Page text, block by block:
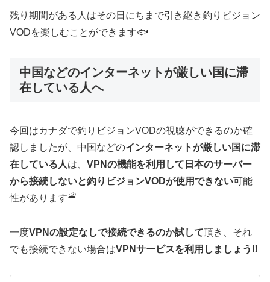
残り期間がある人はその日にちまで引き継き釣りビジョン
VODを楽しむことができます🐟
中国などのインターネットが厳しい国に滞
在している人へ
今回はカナダで釣りビジョンVODの視聴ができるのか確
認しましたが、中国などのインターネットが厳しい国に滞
在している人は、 VPNの機能を利用して日本のサーバー
から接続しないと釣りビジョンVODが使用できない可能
性があります☔︎
一度VPNの設定なしで接続できるのか試して頂き、それ
でも接続できない場合はVPNサービスを利用しましょう‼️